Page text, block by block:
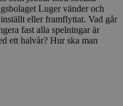
Luger vänder och
eller framflyttat. Vad går
fast alla spelningar är
ett halvår? Hur ska man